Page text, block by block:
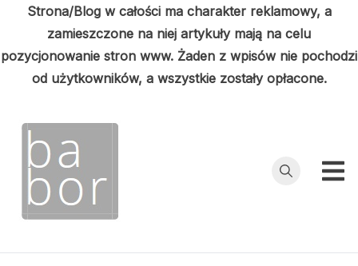
Strona/Blog w całości ma charakter reklamowy, a
zamieszczone na niej artykuły mają na celu
pozycjonowanie stron www. Żaden z wpisów nie pochodzi
od użytkowników, a wszystkie zostały opłacone.
treści
Babor